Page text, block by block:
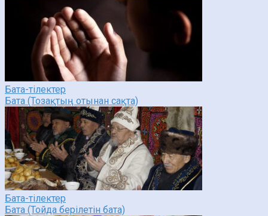
Бата-тілектер
Бата (Тозақтың отынан сақта)
Бата-тілектер
Бата (Тойда берілетін бата)